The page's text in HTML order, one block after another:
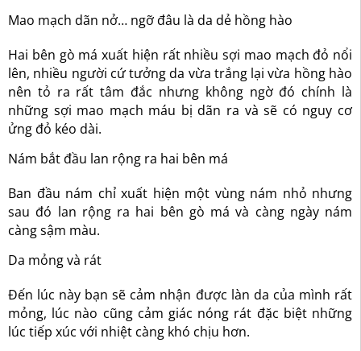
Mao mạch dãn nở… ngỡ đâu là da dẻ hồng hào
Hai bên gò má xuất hiện rất nhiều sợi mao mạch đỏ nổi
lên, nhiều người cứ tưởng da vừa trắng lại vừa hồng hào
nên tỏ ra rất tâm đắc nhưng không ngờ đó chính là
những sợi mao mạch máu bị dãn ra và sẽ có nguy cơ
ửng đỏ kéo dài.
Nám bắt đầu lan rộng ra hai bên má
Ban đầu nám chỉ xuất hiện một vùng nám nhỏ nhưng
sau đó lan rộng ra hai bên gò má và càng ngày nám
càng sậm màu.
Da mỏng và rát
Đến lúc này bạn sẽ cảm nhận được làn da của mình rất
mỏng, lúc nào cũng cảm giác nóng rát đặc biệt những
lúc tiếp xúc với nhiệt càng khó chịu hơn.